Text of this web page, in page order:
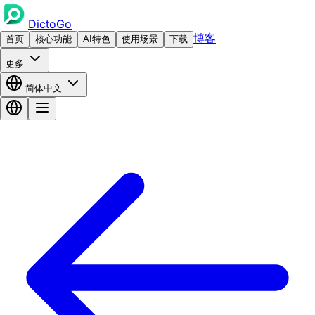
DictoGo
首页 核心功能 AI特色 使用场景 下载 博客
更多
简体中文